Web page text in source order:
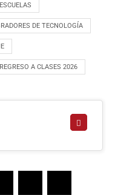
DE TECNOLOGÍA
A CLASES 2026